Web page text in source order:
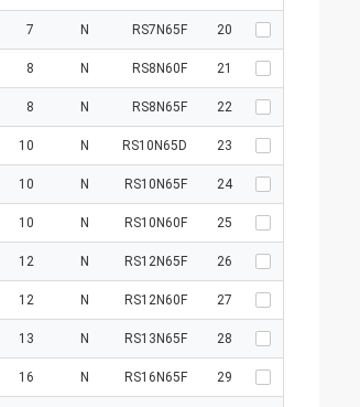
20
RS7N65F
N
7
21
RS8N60F
N
8
22
RS8N65F
N
8
23
RS10N65D
N
10
24
RS10N65F
N
10
25
RS10N60F
N
10
26
RS12N65F
N
12
27
RS12N60F
N
12
28
RS13N65F
N
13
29
RS16N65F
N
16